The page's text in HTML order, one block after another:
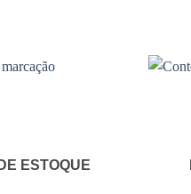
ESTOQUE